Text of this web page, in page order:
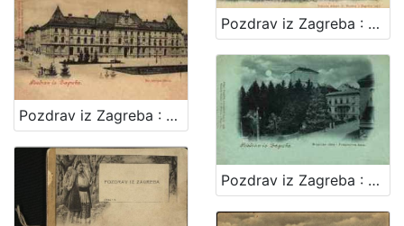
Pozdrav iz Zagreba : Josipovac
Pozdrav iz Zagreba : Kr. obrtna škola
Pozdrav iz Zagreba : Mesnička ulica i Pongračeva kuća